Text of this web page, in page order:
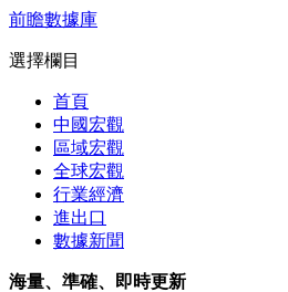
前瞻數據庫
選擇欄目
首頁
中國宏觀
區域宏觀
全球宏觀
行業經濟
進出口
數據新聞
海量、準確、即時更新